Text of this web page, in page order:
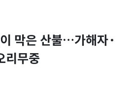
막은 산불…가해자·
리무중